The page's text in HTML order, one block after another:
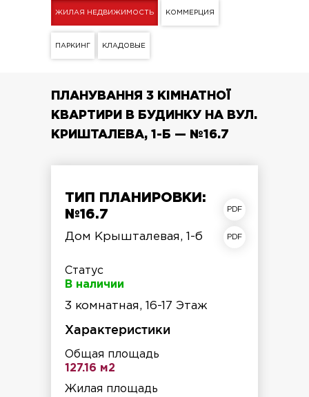
ЖИЛАЯ НЕДВИЖИМОСТЬ КОММЕРЦИЯ
ПАРКИНГ КЛАДОВЫЕ
ПЛАНУВАННЯ 3 КІМНАТНОЇ
КВАРТИРИ В БУДИНКУ НА ВУЛ.
КРИШТАЛЕВА, 1-Б — №16.7
ТИП ПЛАНИРОВКИ:
№16.7
Дом Крышталевая, 1-б
Статус
В наличии
3 комнатная, 16-17 Этаж
Характеристики
Общая площадь
127.16 м2
Жилая площадь
план квартиры
план этажа